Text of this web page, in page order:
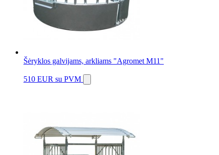
Šėryklos galvijams, arkliams "Agromet M11"
510 EUR su PVM